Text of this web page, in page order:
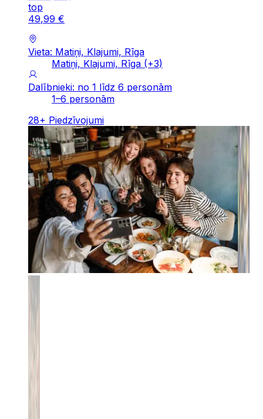
top
49,99 €
Vieta: Matiņi, Klajumi, Rīga
Matiņi, Klajumi, Rīga (+3)
Dalībnieki: no 1 līdz 6 personām
1–6 personām
28+ Piedzīvojumi